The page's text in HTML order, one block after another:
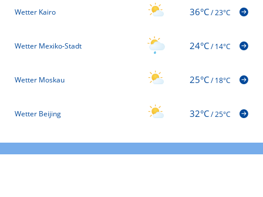
Wetter Kairo 36°C/23°C
Wetter Mexiko-Stadt 24°C/14°C
Wetter Moskau 25°C/18°C
Wetter Beijing 32°C/25°C